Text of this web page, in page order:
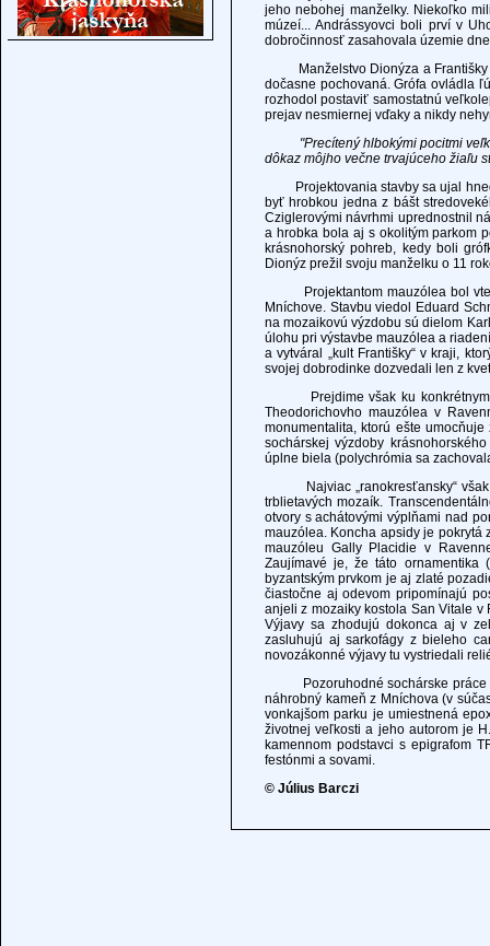
jeho nebohej manželky. Niekoľko
múzeí... Andrássyovci boli prví v
dobročinnosť zasahovala územie
Manželstvo Dionýza a Františky
dočasne pochovaná. Grófa ovládla
rozhodol postaviť samostatnú
prejav nesmiernej vďaky a nikdy
"Precítený hlbokými pocitmi
dôkaz môjho večne trvajúceho žiaľu
Projektovania stavby sa ujal hneď
byť hrobkou jedna z bášt
Cziglerovými návrhmi uprednostnil
a hrobka bola aj s okolitým parkom
krásnohorský pohreb, kedy boli
Dionýz prežil svoju manželku o 11
Projektantom mauzólea bol
Mníchove. Stavbu viedol Eduard
na mozaikovú výzdobu sú dielom
úlohu pri výstavbe mauzólea a
a vytváral „kult Františky“ v kraji,
svojej dobrodinke dozvedali len z
Prejdime však ku konkrétnym
Theodorichovho mauzólea v
monumentalita, ktorú ešte
sochárskej výzdoby
úplne biela (polychrómia sa
Najviac „ranokresťansky“ však
trblietavých mozaík.
otvory s achátovými výplňami nad
mauzólea. Koncha apsidy je pokrytá
mauzóleu Gally Placidie v
Zaujímavé je, že táto ornamentika
byzantským prvkom je aj zlaté
čiastočne aj odevom pripomínajú
anjeli z mozaiky kostola San Vitale
Výjavy sa zhodujú dokonca aj v
zasluhujú aj sarkofágy z bieleho
novozákonné výjavy tu vystriedali
Pozoruhodné sochárske práce
náhrobný kameň z Mníchova (v
vonkajšom parku je umiestnená
životnej veľkosti a jeho autorom je
kamennom podstavci s epigrafom
festónmi a sovami.
© Július Barczi